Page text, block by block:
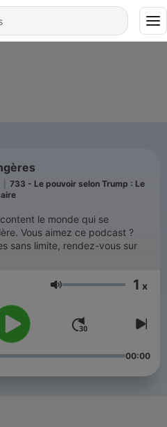
733 - Le pouvoir selon Trump : Le
le monde qui se
?
sans limite, rendez-vous sur
Volume 1 x
00:00